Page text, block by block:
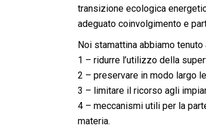
transizione ecologica
adeguato coinvolgimento e
Noi stamattina abbiamo
1 – ridurre l’utilizzo della
2 – preservare in modo largo
3 – limitare il ricorso agli
4 – meccanismi utili per la
materia.